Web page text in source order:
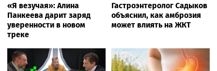
«Я везучая»: Алина
Панкеева дарит заряд
уверенности в новом
треке
Гастроэнтеролог Садыков
объяснил, как амброзия
может влиять на ЖКТ